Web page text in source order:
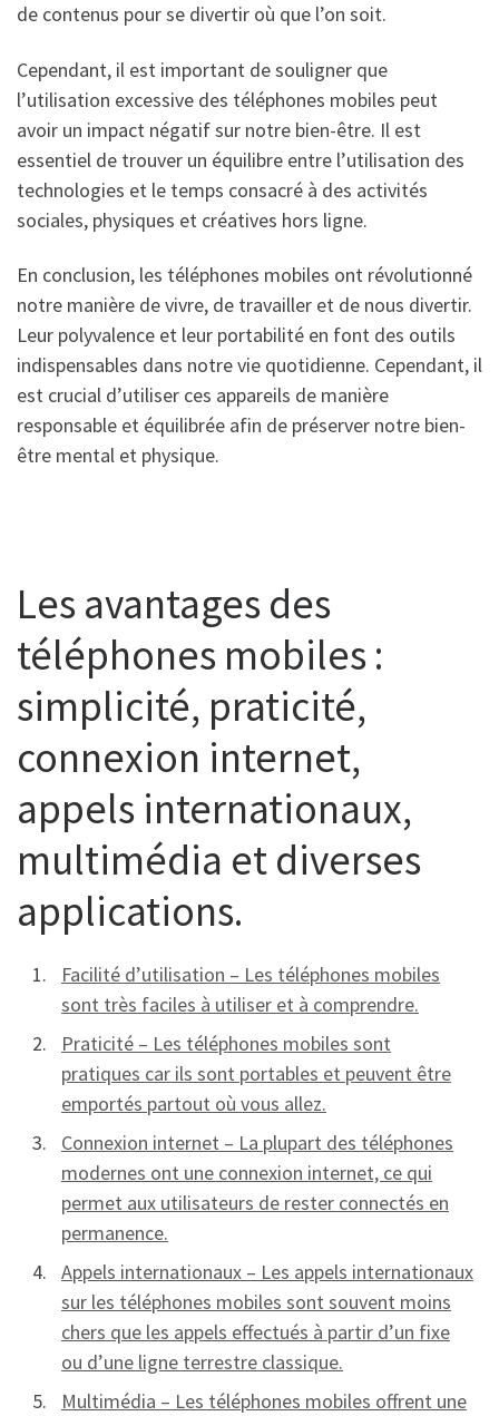
de contenus pour se divertir où que l’on soit.
Cependant, il est important de souligner que
l’utilisation excessive des téléphones mobiles peut
avoir un impact négatif sur notre bien-être. Il est
essentiel de trouver un équilibre entre l’utilisation des
technologies et le temps consacré à des activités
sociales, physiques et créatives hors ligne.
En conclusion, les téléphones mobiles ont révolutionné
notre manière de vivre, de travailler et de nous divertir.
Leur polyvalence et leur portabilité en font des outils
indispensables dans notre vie quotidienne. Cependant, il
est crucial d’utiliser ces appareils de manière
responsable et équilibrée afin de préserver notre bien-
être mental et physique.
Les avantages des
téléphones mobiles :
simplicité, praticité,
connexion internet,
appels internationaux,
multimédia et diverses
applications.
Facilité d’utilisation – Les téléphones mobiles
sont très faciles à utiliser et à comprendre.
Praticité – Les téléphones mobiles sont
pratiques car ils sont portables et peuvent être
emportés partout où vous allez.
Connexion internet – La plupart des téléphones
modernes ont une connexion internet, ce qui
permet aux utilisateurs de rester connectés en
permanence.
Appels internationaux – Les appels internationaux
sur les téléphones mobiles sont souvent moins
chers que les appels effectués à partir d’un fixe
ou d’une ligne terrestre classique.
Multimédia – Les téléphones mobiles offrent une